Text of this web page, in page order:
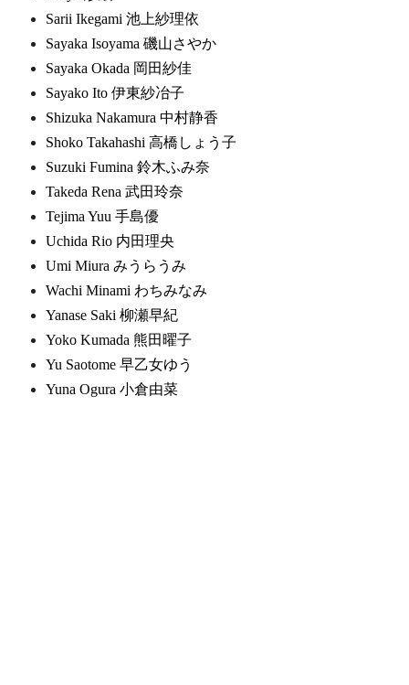
Sarii Ikegami 池上紗理依
Sayaka Isoyama 磯山さやか
Sayaka Okada 岡田紗佳
Sayako Ito 伊東紗冶子
Shizuka Nakamura 中村静香
Shoko Takahashi 高橋しょう子
Suzuki Fumina 鈴木ふみ奈
Takeda Rena 武田玲奈
Tejima Yuu 手島優
Uchida Rio 内田理央
Umi Miura みうらうみ
Wachi Minami わちみなみ
Yanase Saki 柳瀬早紀
Yoko Kumada 熊田曜子
Yu Saotome 早乙女ゆう
Yuna Ogura 小倉由菜